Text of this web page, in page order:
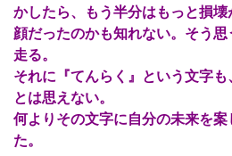
かしたら、もう半分はもっと損
顔だったのかも知れない。そう
走る。
それに『てんらく』という文字
とは思えない。
何よりその文字に自分の未来を
た。